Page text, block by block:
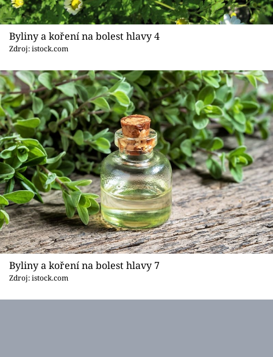
Byliny a koření na bolest hlavy 4
Zdroj: istock.com
Byliny a koření na bolest hlavy 7
Zdroj: istock.com